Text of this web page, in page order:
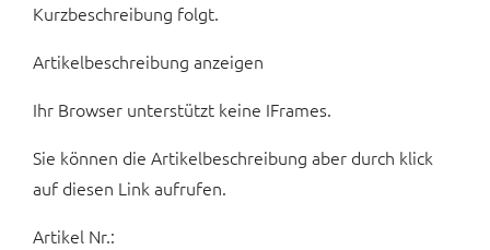
Kurzbeschreibung folgt.
Artikelbeschreibung anzeigen
Ihr Browser unterstützt keine IFrames.
Sie können die Artikelbeschreibung aber durch klick
auf diesen Link aufrufen.
Artikel Nr.: